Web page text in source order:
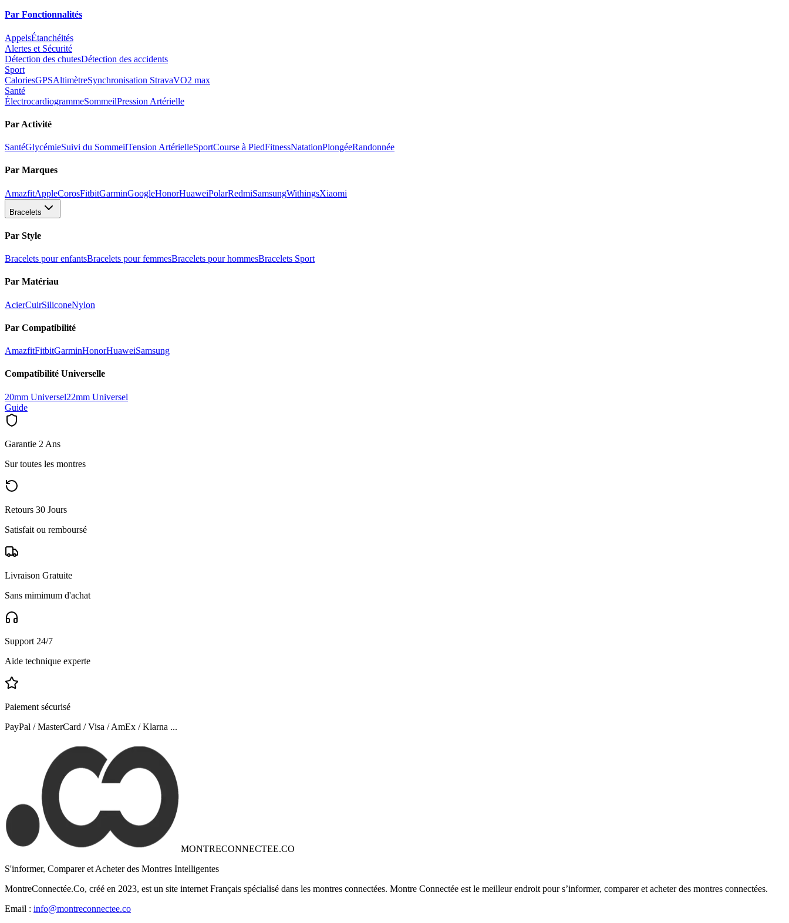
Par Fonctionnalités
AppelsÉtanchéités
Alertes et Sécurité
Détection des chutesDétection des accidents
Sport
CaloriesGPSAltimètreSynchronisation StravaVO2 max
Santé
ÉlectrocardiogrammeSommeilPression Artérielle
Par Activité
SantéGlycémieSuivi du SommeilTension ArtérielleSportCourse à PiedFitnessNatationPlongéeRandonnée
Par Marques
AmazfitAppleCorosFitbitGarminGoogleHonorHuaweiPolarRedmiSamsungWithingsXiaomi
Bracelets
Par Style
Bracelets pour enfantsBracelets pour femmesBracelets pour hommesBracelets Sport
Par Matériau
AcierCuirSiliconeNylon
Par Compatibilité
AmazfitFitbitGarminHonorHuaweiSamsung
Compatibilité Universelle
20mm Universel22mm Universel
Guide
Garantie 2 Ans
Sur toutes les montres
Retours 30 Jours
Satisfait ou remboursé
Livraison Gratuite
Sans mimimum d'achat
Support 24/7
Aide technique experte
Paiement sécurisé
PayPal / MasterCard / Visa / AmEx / Klarna ...
MONTRECONNECTEE.CO
S'informer, Comparer et Acheter des Montres Intelligentes
MontreConnectée.Co, créé en 2023, est un site internet Français spécialisé dans les montres connectées. Montre Connectée est le meilleur endroit pour s’informer, comparer et acheter des montres connectées.
Email : info@montreconnectee.co